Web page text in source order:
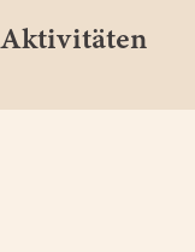
Aktivitäten